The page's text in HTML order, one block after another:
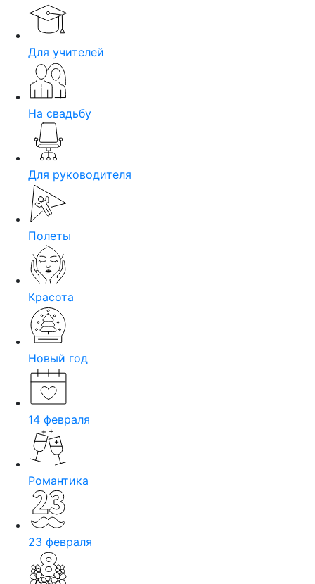
Для учителей
На свадьбу
Для руководителя
Полеты
Красота
Новый год
14 февраля
Романтика
23 февраля